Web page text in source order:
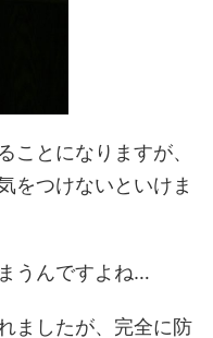
ことになりますが、
をつけないといけま
うんですよね…
ましたが、完全に防